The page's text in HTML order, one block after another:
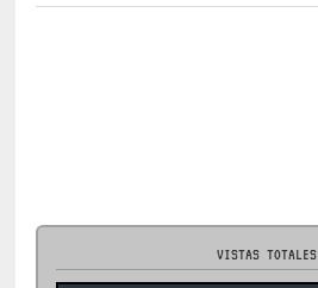
VISTAS TOTALES